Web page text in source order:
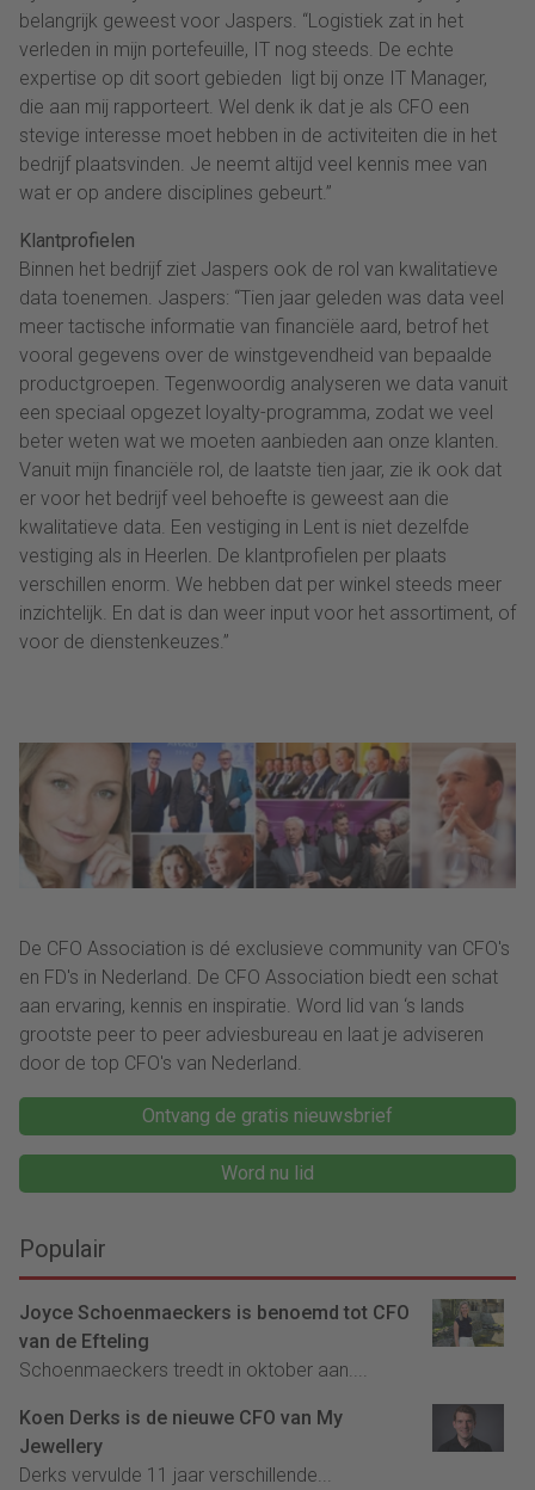
belangrijk geweest voor Jaspers. “Logistiek zat in het
verleden in mijn portefeuille, IT nog steeds. De echte
expertise op dit soort gebieden ligt bij onze IT Manager,
die aan mij rapporteert. Wel denk ik dat je als CFO een
stevige interesse moet hebben in de activiteiten die in het
bedrijf plaatsvinden. Je neemt altijd veel kennis mee van
wat er op andere disciplines gebeurt.”
Klantprofielen
Binnen het bedrijf ziet Jaspers ook de rol van kwalitatieve
data toenemen. Jaspers: “Tien jaar geleden was data veel
meer tactische informatie van financiële aard, betrof het
vooral gegevens over de winstgevendheid van bepaalde
productgroepen. Tegenwoordig analyseren we data vanuit
een speciaal opgezet loyalty-programma, zodat we veel
beter weten wat we moeten aanbieden aan onze klanten.
Vanuit mijn financiële rol, de laatste tien jaar, zie ik ook dat
er voor het bedrijf veel behoefte is geweest aan die
kwalitatieve data. Een vestiging in Lent is niet dezelfde
vestiging als in Heerlen. De klantprofielen per plaats
verschillen enorm. We hebben dat per winkel steeds meer
inzichtelijk. En dat is dan weer input voor het assortiment, of
voor de dienstenkeuzes.”
De CFO Association is dé exclusieve community van CFO's
en FD's in Nederland. De CFO Association biedt een schat
aan ervaring, kennis en inspiratie. Word lid van ‘s lands
grootste peer to peer adviesbureau en laat je adviseren
door de top CFO's van Nederland.
Ontvang de gratis nieuwsbrief
Word nu lid
Populair
Joyce Schoenmaeckers is benoemd tot CFO
van de Efteling
Schoenmaeckers treedt in oktober aan....
Koen Derks is de nieuwe CFO van My
Jewellery
Derks vervulde 11 jaar verschillende...